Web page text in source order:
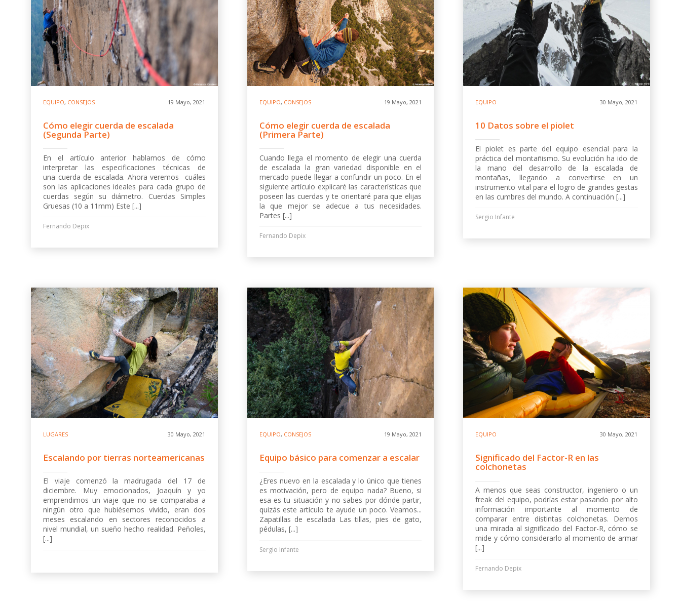
EQUIPO, CONSEJOS 19 Mayo, 2021
Cómo elegir cuerda de escalada
(Segunda Parte)
En el artículo anterior hablamos de cómo
interpretar las especificaciones técnicas de
una cuerda de escalada. Ahora veremos cuáles
son las aplicaciones ideales para cada grupo de
cuerdas según su diámetro. Cuerdas Simples
Gruesas (10 a 11mm) Este [...]
Fernando Depix
EQUIPO, CONSEJOS 19 Mayo, 2021
Cómo elegir cuerda de escalada
(Primera Parte)
Cuando llega el momento de elegir una cuerda
de escalada la gran variedad disponible en el
mercado puede llegar a confundir un poco. En el
siguiente artículo explicaré las características que
poseen las cuerdas y te orientaré para que elijas
la que mejor se adecue a tus necesidades.
Partes [...]
Fernando Depix
EQUIPO 30 Mayo, 2021
10 Datos sobre el piolet
El piolet es parte del equipo esencial para la
práctica del montañismo. Su evolución ha ido de
la mano del desarrollo de la escalada de
montañas, llegando a convertirse en un
instrumento vital para el logro de grandes gestas
en las cumbres del mundo. A continuación [...]
Sergio Infante
LUGARES 30 Mayo, 2021
Escalando por tierras norteamericanas
El viaje comenzó la madrugada del 17 de
diciembre. Muy emocionados, Joaquín y yo
emprendimos un viaje que no se comparaba a
ningún otro que hubiésemos vivido, eran dos
meses escalando en sectores reconocidos a
nivel mundial, un sueño hecho realidad. Peñoles,
[...]
EQUIPO, CONSEJOS 19 Mayo, 2021
Equipo básico para comenzar a escalar
¿Eres nuevo en la escalada y lo único que tienes
es motivación, pero de equipo nada? Bueno, si
esa es tu situación y no sabes por dónde partir,
quizás este artículo te ayude un poco. Veamos...
Zapatillas de escalada Las tillas, pies de gato,
pédulas, [...]
Sergio Infante
EQUIPO 30 Mayo, 2021
Significado del Factor-R en las
colchonetas
A menos que seas constructor, ingeniero o un
freak del equipo, podrías estar pasando por alto
información importante al momento de
comparar entre distintas colchonetas. Demos
una mirada al significado del Factor-R, cómo se
mide y cómo considerarlo al momento de armar
[...]
Fernando Depix